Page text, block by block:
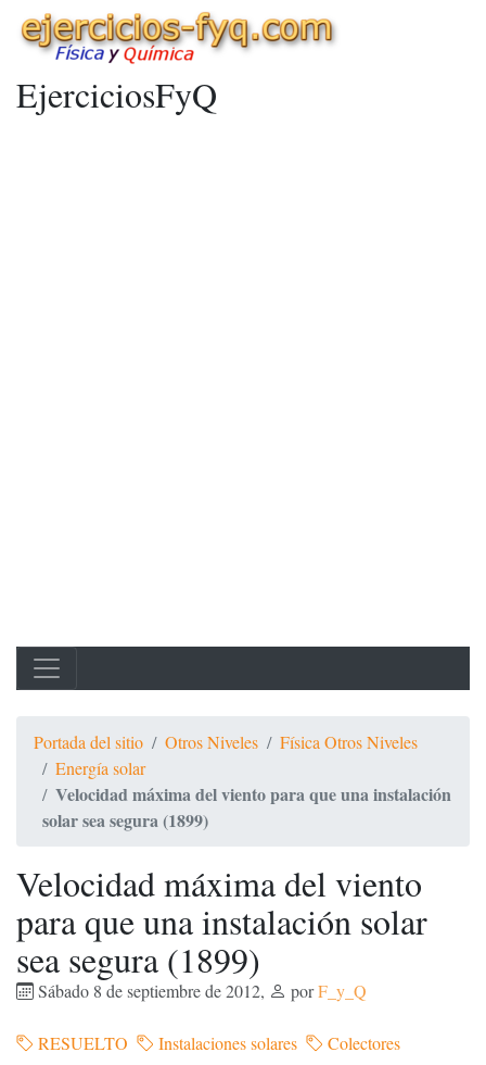
EjerciciosFyQ
Portada del sitio Otros Niveles
Física Otros Niveles
Energía solar
Velocidad máxima del viento para que una instalación
solar sea segura (1899)
Velocidad máxima del viento
para que una instalación solar
sea segura (1899)
Sábado 8 de septiembre de 2012, porF_y_Q
RESUELTO Instalaciones solares Colectores